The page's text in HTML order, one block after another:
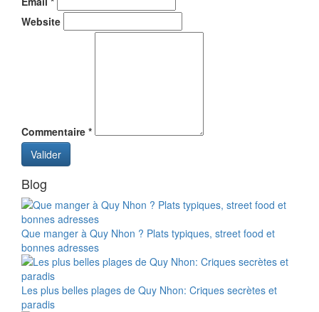
Website
Commentaire *
Valider
Blog
Que manger à Quy Nhon ? Plats typiques, street food et
bonnes adresses
Les plus belles plages de Quy Nhon: Criques secrètes et
paradis